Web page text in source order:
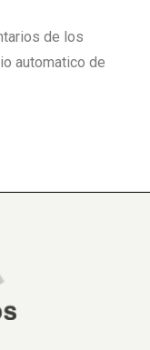
de los
automatico de